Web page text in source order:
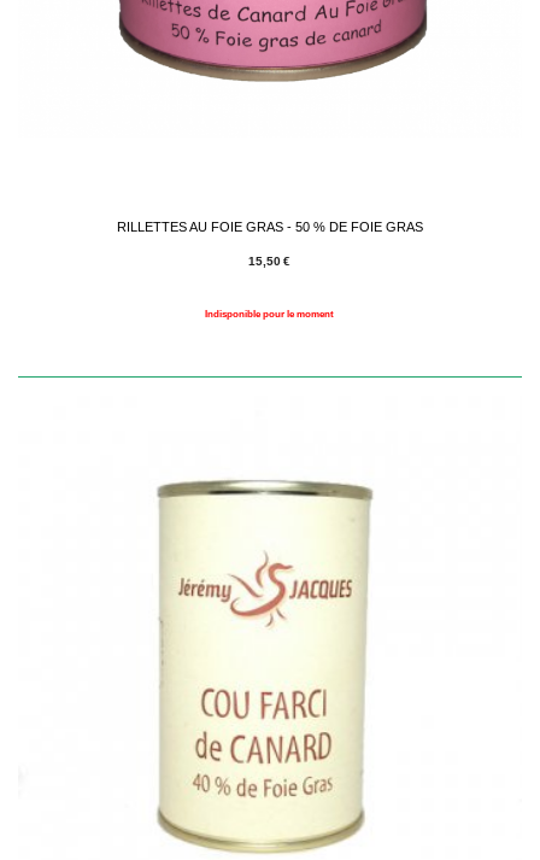
RILLETTES AU FOIE GRAS - 50 % DE FOIE GRAS
15,50€
Indisponible pour le moment